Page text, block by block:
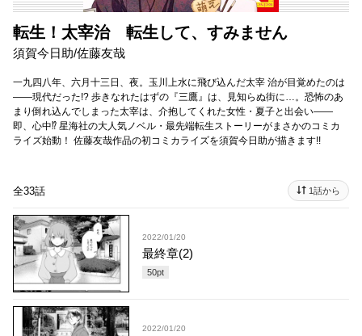
転生！太宰治 転生して、すみません
須賀今日助/佐藤友哉
一九四八年、六月十三日、夜。玉川上水に飛び込んだ太宰 治が目覚めたのは
――現代だった!? 歩きなれたはずの『三鷹』は、見知らぬ街に…。恐怖のあ
まり倒れ込んでしまった太宰は、介抱してくれた女性・夏子と出会い――
即、心中⁉ 星海社の大人気ノベル・最先端転生ストーリーがまさかのコミカ
ライズ始動！ 佐藤友哉作品の初コミカライズを須賀今日助が描きます!!
全33話 1話から
2022/01/20
最終章(2)
50pt
2022/01/20